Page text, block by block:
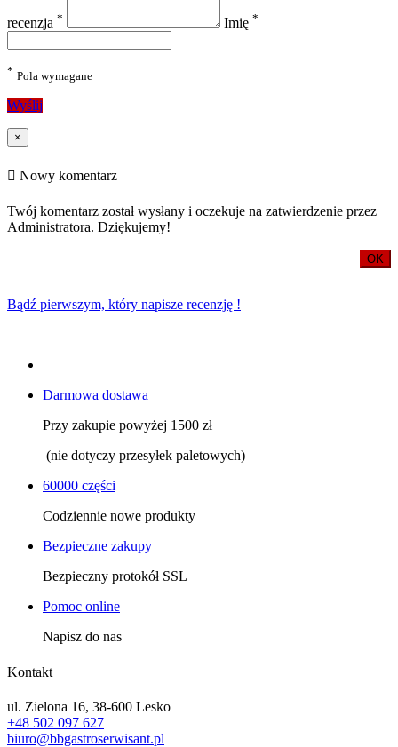
recenzja * Imię *
* Pola wymagane
Wyślij
×
Nowy komentarz
Twój komentarz został wysłany i oczekuje na zatwierdzenie przez
Administratora. Dziękujemy!
OK
Bądź pierwszym, który napisze recenzję !
Darmowa dostawa
Przy zakupie powyżej 1500 zł
(nie dotyczy przesyłek paletowych)
60000 części
Codziennie nowe produkty
Bezpieczne zakupy
Bezpieczny protokół SSL
Pomoc online
Napisz do nas
Kontakt
ul. Zielona 16, 38-600 Lesko
+48 502 097 627
biuro@bbgastroserwisant.pl